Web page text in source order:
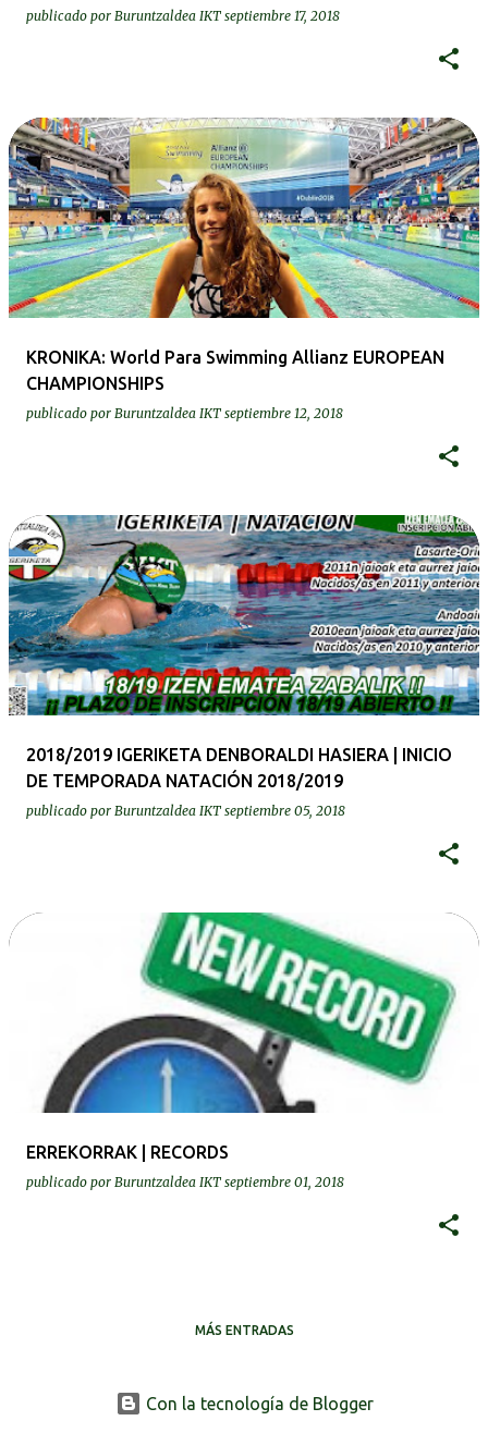
publicado por Buruntzaldea IKT septiembre 17, 2018
KRONIKA: World Para Swimming Allianz EUROPEAN
CHAMPIONSHIPS
publicado por Buruntzaldea IKT septiembre 12, 2018
2018/2019 IGERIKETA DENBORALDI HASIERA | INICIO
DE TEMPORADA NATACIÓN 2018/2019
publicado por Buruntzaldea IKT septiembre 05, 2018
ERREKORRAK | RECORDS
publicado por Buruntzaldea IKT septiembre 01, 2018
MÁS ENTRADAS
Con la tecnología de Blogger